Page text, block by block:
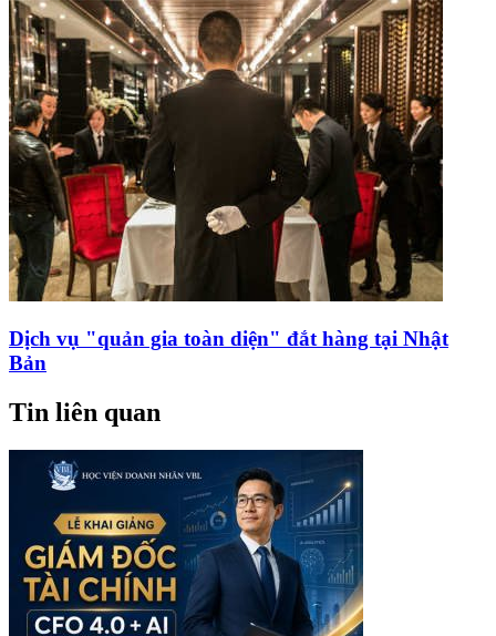
Dịch vụ "quản gia toàn diện" đắt hàng tại Nhật
Bản
Tin liên quan